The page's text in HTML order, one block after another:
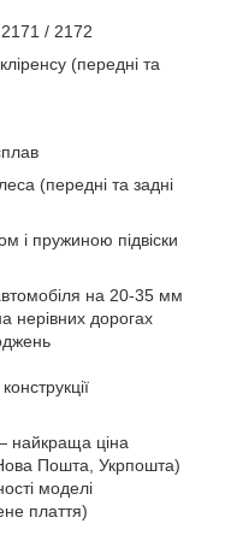
/ 2172
(передні та
(передні та задні
і пружиною підвіски
на 20-35 мм
нерівних дорогах
найкраща ціна
Пошта, Укрпошта)
моделі
плаття)